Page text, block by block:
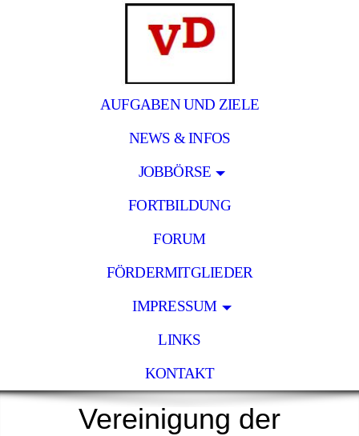
AUFGABEN UND ZIELE
NEWS & INFOS
JOBBÖRSE
FORTBILDUNG
FORUM
FÖRDERMITGLIEDER
IMPRESSUM
LINKS
KONTAKT
Vereinigung der